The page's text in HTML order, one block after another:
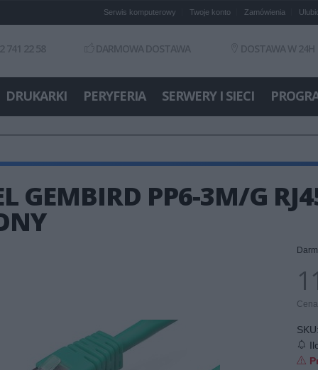
Serwis komputerowy Twoje konto Zamówienia
741 22 58 DARMOWA DOSTAWA DOSTAWA W 24H
DRUKARKI PERYFERIA SERWERY I SIECI
GEMBIRD PP6-3M/G
SKU: